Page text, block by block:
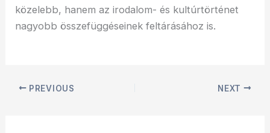
közelebb, hanem az irodalom- és kultúrtörténet
nagyobb összefüggéseinek feltárásához is.
PREVIOUS NEXT